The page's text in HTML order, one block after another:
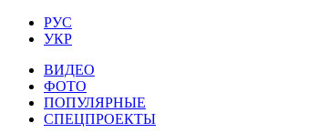
РУС
УКР
ВИДЕО
ФОТО
ПОПУЛЯРНЫЕ
СПЕЦПРОЕКТЫ